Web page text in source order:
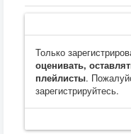
Только
оценивать,
плейлисты.
зарегистрируйтесь.